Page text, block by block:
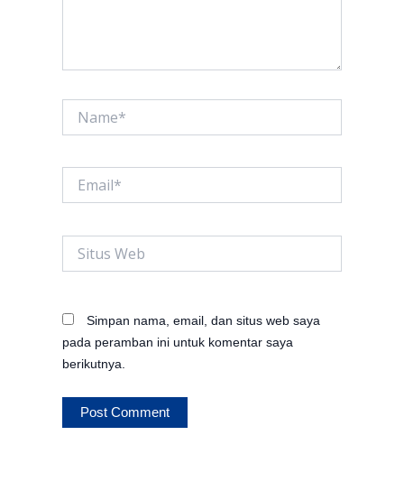
Web
Simpan nama, email, dan situs web saya
pada peramban ini untuk komentar saya
berikutnya.